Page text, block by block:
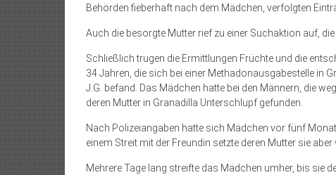
Behörden fieberhaft nach dem Mädchen, verfolgten
Auch die besorgte Mutter rief zu einer Suchaktion auf,
Schließlich trugen die Ermittlungen Früchte und die
34 Jahren, die sich bei einer Methadonausgabestelle in
J.G. befand. Das Mädchen hatte bei den Männern, die
deren Mutter in Granadilla Unterschlupf gefunden.
Nach Polizeiangaben hatte sich Mädchen vor fünf
einem Streit mit der Freundin setzte deren Mutter sie aber
Mehrere Tage lang streifte das Mädchen umher, bis sie